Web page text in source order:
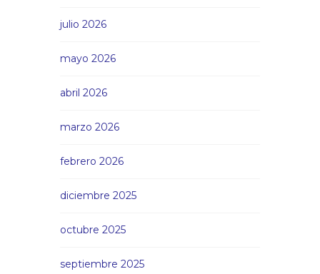
julio 2026
mayo 2026
abril 2026
marzo 2026
febrero 2026
diciembre 2025
octubre 2025
septiembre 2025